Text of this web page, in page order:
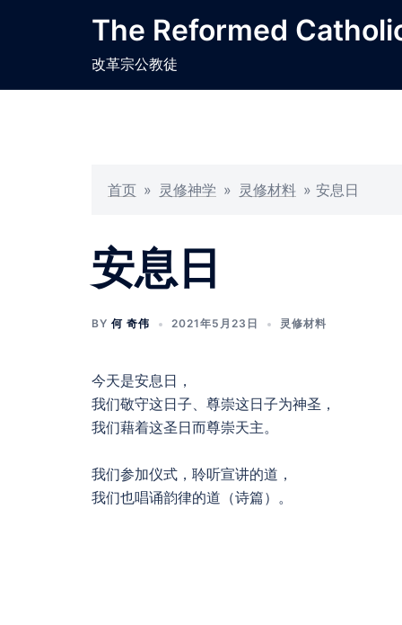
The Reformed
改革宗公教徒
首页 » 灵修神学 » 灵修材料 » 安息日
安息日
BY 何 奇伟 2021年5月23日 灵修材料
今天是安息日，
我们敬守这日子、尊崇这日子为神圣，
我们藉着这圣日而尊崇天主。
我们参加仪式，聆听宣讲的道，
我们也唱诵韵律的道（诗篇）。